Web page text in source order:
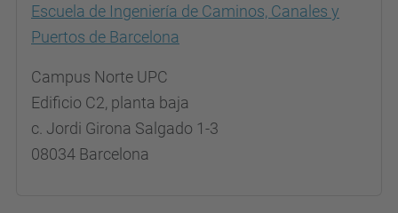
Escuela de Ingeniería de Caminos, Canales y
Puertos de Barcelona
Campus Norte UPC
Edificio C2, planta baja
c. Jordi Girona Salgado 1-3
08034 Barcelona